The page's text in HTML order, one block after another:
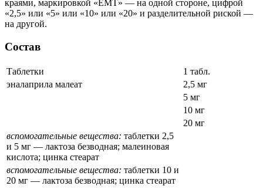
краями, маркировкой «ЕМТ» — на одной стороне, цифрой
«2,5» или «5» или «10» или «20» и разделительной риской —
на другой.
Состав
Таблетки
1 табл.
эналаприла малеат
2,5 мг
5 мг
10 мг
20 мг
вспомогательные вещества: таблетки 2,5
и 5 мг — лактоза безводная; малеиновая
кислота; цинка стеарат
вспомогательные вещества: таблетки 10 и
20 мг — лактоза безводная; цинка стеарат